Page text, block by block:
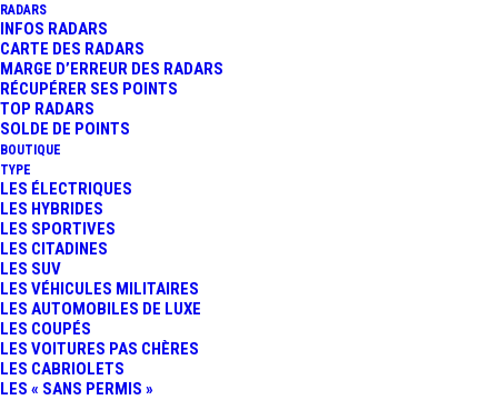
RADARS
INFOS RADARS
CARTE DES RADARS
MARGE D’ERREUR DES RADARS
RÉCUPÉRER SES POINTS
TOP RADARS
SOLDE DE POINTS
BOUTIQUE
TYPE
LES ÉLECTRIQUES
LES HYBRIDES
LES SPORTIVES
LES CITADINES
LES SUV
LES VÉHICULES MILITAIRES
LES AUTOMOBILES DE LUXE
LES COUPÉS
LES VOITURES PAS CHÈRES
LES CABRIOLETS
LES « SANS PERMIS »